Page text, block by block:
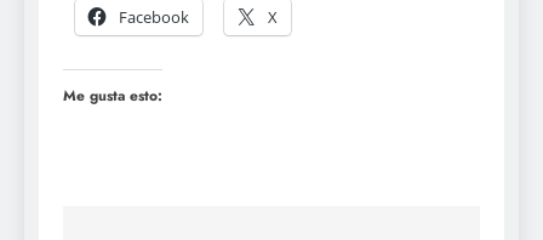
Facebook
X
Me gusta esto: